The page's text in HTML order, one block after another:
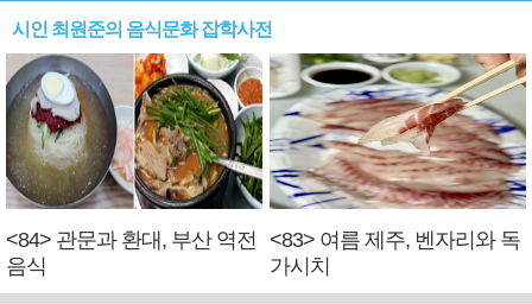
시인 최원준의 음식문화 잡학사전
<84> 관문과 환대, 부산 역전
음식
<83> 여름 제주, 벤자리와 독
가시치